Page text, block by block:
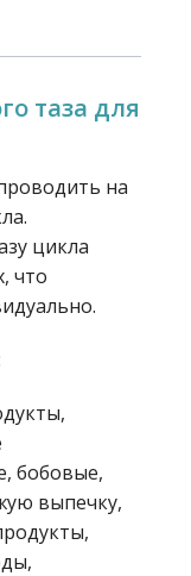
таза для
на
цикла
что
бобовые,
выпечку,